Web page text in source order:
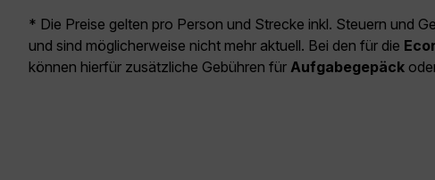
* Die Preise gelten pro Person und Strecke inkl. Steuern und
und sind möglicherweise nicht mehr aktuell. Bei den für die
können hierfür zusätzliche Gebühren für Aufgabegepäck